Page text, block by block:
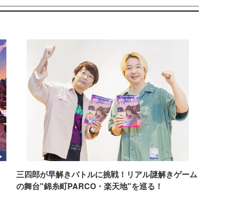
三四郎が早解きバトルに挑戦！リアル謎解きゲーム
の舞台"錦糸町PARCO・楽天地"を巡る！